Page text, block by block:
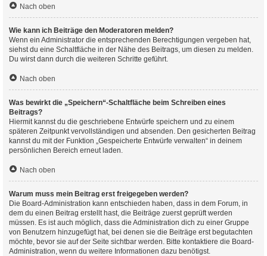
Nach oben
Wie kann ich Beiträge den Moderatoren melden?
Wenn ein Administrator die entsprechenden Berechtigungen vergeben hat,
siehst du eine Schaltfläche in der Nähe des Beitrags, um diesen zu melden.
Du wirst dann durch die weiteren Schritte geführt.
Nach oben
Was bewirkt die „Speichern“-Schaltfläche beim Schreiben eines
Beitrags?
Hiermit kannst du die geschriebene Entwürfe speichern und zu einem
späteren Zeitpunkt vervollständigen und absenden. Den gesicherten Beitrag
kannst du mit der Funktion „Gespeicherte Entwürfe verwalten“ in deinem
persönlichen Bereich erneut laden.
Nach oben
Warum muss mein Beitrag erst freigegeben werden?
Die Board-Administration kann entschieden haben, dass in dem Forum, in
dem du einen Beitrag erstellt hast, die Beiträge zuerst geprüft werden
müssen. Es ist auch möglich, dass die Administration dich zu einer Gruppe
von Benutzern hinzugefügt hat, bei denen sie die Beiträge erst begutachten
möchte, bevor sie auf der Seite sichtbar werden. Bitte kontaktiere die Board-
Administration, wenn du weitere Informationen dazu benötigst.